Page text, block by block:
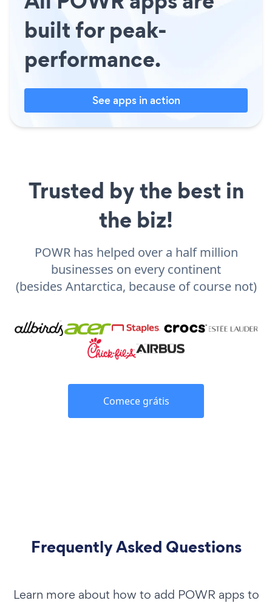
built for peak-
performance.
See apps in action
Trusted by the best in
the biz!
POWR has helped over a half million
businesses on every continent
(besides Antarctica, because of course not)
Comece grátis
Frequently Asked Questions
Learn more about how to add POWR apps to